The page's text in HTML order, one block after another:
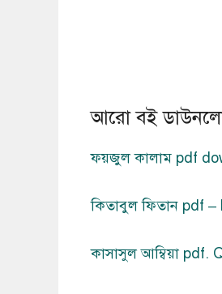
আরো বই
ফয়জুল কালাম pdf
কিতাবুল ফিতান pdf
কাসাসুল আম্বিয়া pdf.